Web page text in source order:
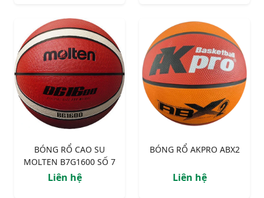
BÓNG RỔ CAO SU
MOLTEN B7G1600 SỐ 7
Liên hệ
BÓNG RỔ AKPRO ABX2
Liên hệ